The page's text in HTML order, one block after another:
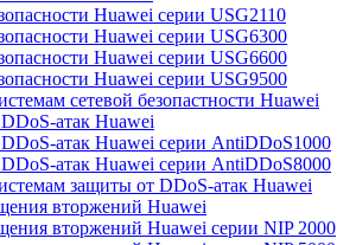
Huawei серии USG2110
Huawei серии USG6300
Huawei серии USG6600
Huawei серии USG9500
сетевой безопастности Huawei
атак Huawei
атак Huawei серии AntiDDoS1000
атак Huawei серии AntiDDoS8000
защиты от DDoS-атак Huawei
вторжений Huawei
вторжений Huawei серии NIP 2000